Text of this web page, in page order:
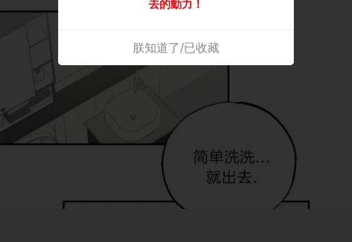
去的動力！
朕知道了/已收藏